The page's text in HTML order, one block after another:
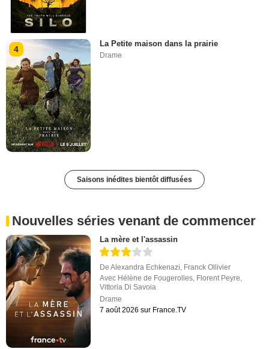
4
La Petite maison dans la prairie
Drame
Saisons inédites bientôt diffusées
Nouvelles séries venant de commencer
La mère et l'assassin
DeAlexandra Echkenazi, Franck Ollivier
Avec Hélène de Fougerolles, Florent Peyre,
Vittoria Di Savoia
Drame
7 août 2026 sur France.TV